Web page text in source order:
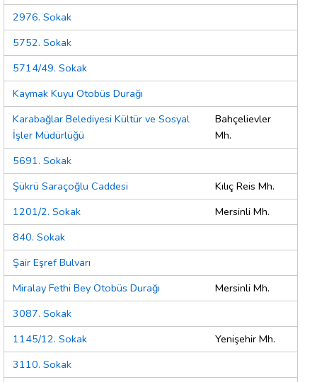
2976. Sokak
5752. Sokak
5714/49. Sokak
Kaymak Kuyu Otobüs Durağı
Karabağlar Belediyesi Kültür ve Sosyal
İşler Müdürlüğü
Bahçelievler
Mh.
5691. Sokak
Şükrü Saraçoğlu Caddesi
Kılıç Reis Mh.
1201/2. Sokak
Mersinli Mh.
840. Sokak
Şair Eşref Bulvarı
Miralay Fethi Bey Otobüs Durağı
Mersinli Mh.
3087. Sokak
1145/12. Sokak
Yenişehir Mh.
3110. Sokak